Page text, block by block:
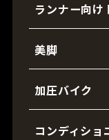
ランナー向け
美脚
加圧バイク
コンディショ